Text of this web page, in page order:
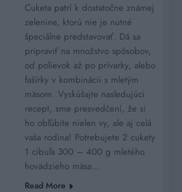
Cuketa patrí k dostatočne známej
zelenine, ktorú nie je nutné
špeciálne predstavovať. Dá sa
pripraviť na množstvo spôsobov,
od polievok až po prívarky, alebo
fašírky v kombinácii s mletým
mäsom. Vyskúšajte nasledujúci
recept, sme presvedčení, že si
ho obľúbite nielen vy, ale aj celá
vaša rodina! Potrebujete 2 cukety
1 cibuľa 300 – 400 g mletého
hovädzieho mäsa…
Read More